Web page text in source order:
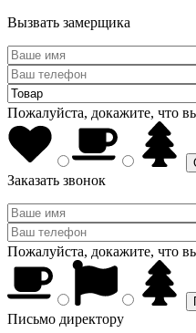
Вызвать замерщика
Пожалуйста, докажите, что
Заказать звонок
Пожалуйста, докажите, что
Письмо директору